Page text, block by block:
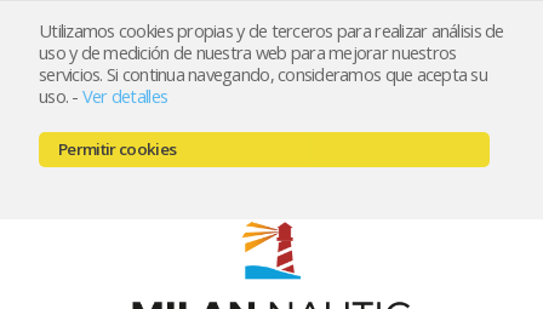
Utilizamos cookies propias y de terceros para realizar análisis de
uso y de medición de nuestra web para mejorar nuestros
servicios. Si continua navegando, consideramos que acepta su
uso. - Ver detalles
Permitir cookies
Registrarse Mi cuenta
666521122 // 654999333